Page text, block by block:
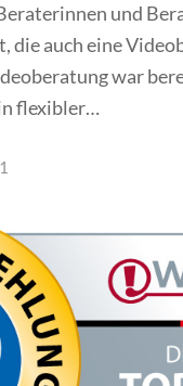
und
die auch eine
war
flexibler…